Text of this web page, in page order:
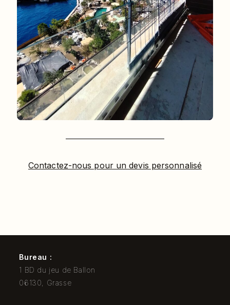
Contactez-nous pour un devis personnalisé
Bureau :
1 BD du jeu de Ballon
06130, Grasse